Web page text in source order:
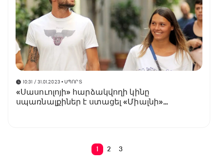
10:31 / 31.01.2023 • ՍՊՈՐՏ
«Սասուոլոյի» հարձակվողի կինը
սպառնալքիներ է ստացել «Միալնի»
1 2 3